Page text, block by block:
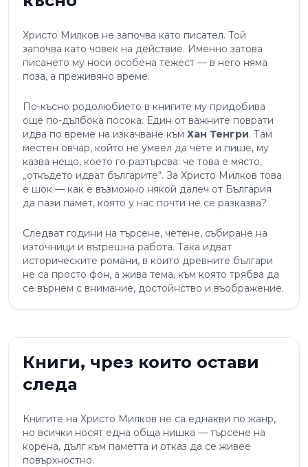
Христо Милков не започва като писател. Той
започва като човек на действие. Именно затова
писането му носи особена тежест — в него няма
поза, а преживяно време.
По-късно родолюбието в книгите му придобива
още по-дълбока посока. Един от важните поврати
идва по време на изкачване към Хан Тенгри. Там
местен овчар, който не умеел да чете и пише, му
казва нещо, което го разтърсва: че това е място,
„откъдето идват българите“. За Христо Милков това
е шок — как е възможно някой далеч от България
да пази памет, която у нас почти не се разказва?
Следват години на търсене, четене, събиране на
източници и вътрешна работа. Така идват
историческите романи, в които древните българи
не са просто фон, а жива тема, към която трябва да
се върнем с внимание, достойнство и въображение.
Книги, чрез които остави
следа
Книгите на Христо Милков не са еднакви по жанр,
но всички носят една обща нишка — търсене на
корена, дълг към паметта и отказ да се живее
повърхностно.